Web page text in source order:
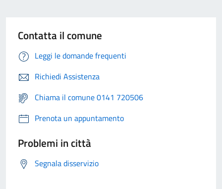
Contatta il comune
Leggi le domande frequenti
Richiedi Assistenza
Chiama il comune 0141 720506
Prenota un appuntamento
Problemi in città
Segnala disservizio